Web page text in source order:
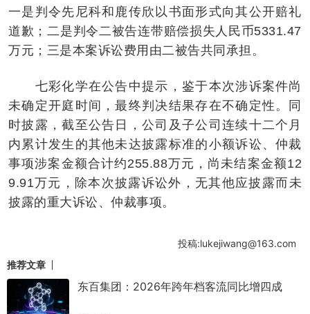
一是判令先尼科和鹿传欣以书面形式向其公开赔礼
道歉；二是判令二被告连带赔偿损失人民币5331.47
万元；三是本案诉讼费用由二被告共同承担。
七彩化学在公告中提示，鉴于本次涉诉案件尚
未确定开庭时间，最终判决结果存在不确定性。同
时披露，截至公告日，公司及子公司连续十二个月
内累计发生的其他未达披露标准的小额诉讼、仲裁
事项涉案金额合计约255.88万元，尚未结案金额12
9.91万元，除本次披露诉讼外，无其他应披露而未
披露的重大诉讼、仲裁事项。
投稿:lukejiwang@163.com
推荐文章
东百集团：2026年跨年档客流同比增四成